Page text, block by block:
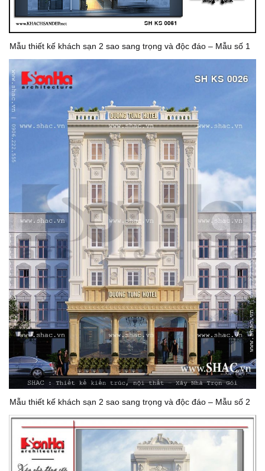
Mẫu thiết kế khách sạn 2 sao sang trọng và độc đáo – Mẫu số 1
Mẫu thiết kế khách sạn 2 sao sang trọng và độc đáo – Mẫu số 2